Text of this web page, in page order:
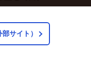
サイト）